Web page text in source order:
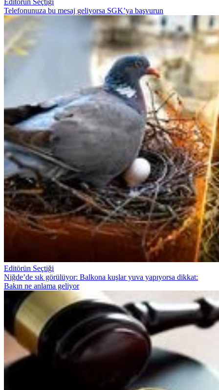
Editörün Seçtiği
Telefonunuza bu mesaj geliyorsa SGK’ya başvurun
Editörün Seçtiği
Niğde’de sık görülüyor: Balkona kuşlar yuva yapıyorsa dikkat:
Bakın ne anlama geliyor